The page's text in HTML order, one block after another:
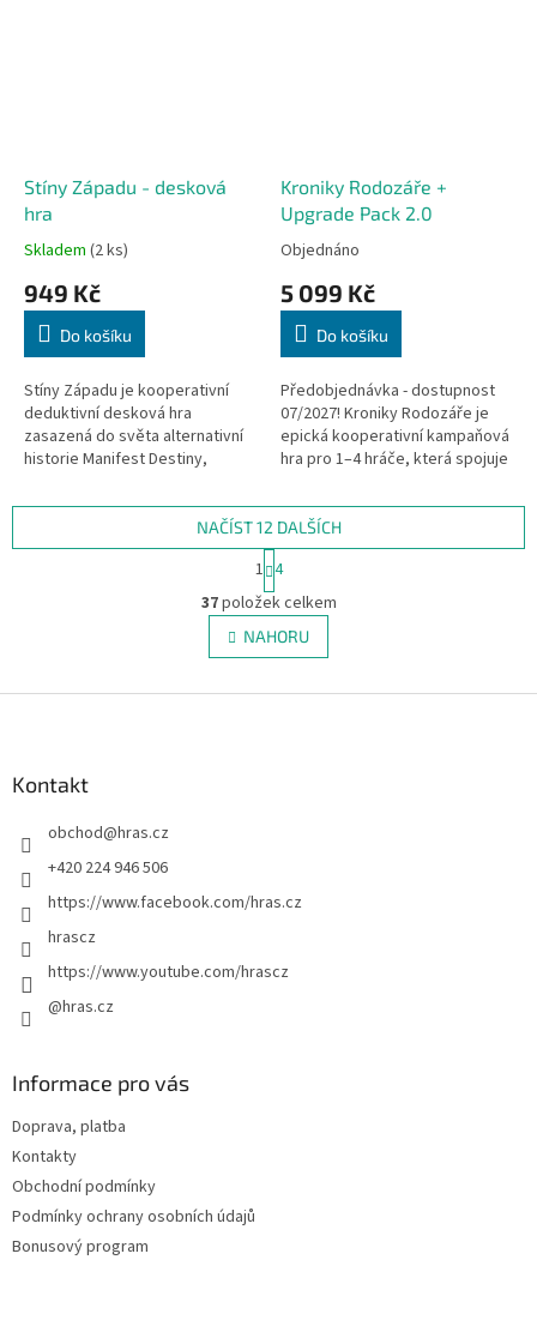
Stíny Západu - desková
hra
Skladem (2 ks)
949 Kč
Do košíku
Stíny Západu je kooperativní
deduktivní desková hra
zasazená do světa alternativní
historie Manifest Destiny,
komiksem. Každý hráč se ujme
Kroniky Rodozáře +
Upgrade Pack 2.0
Objednáno
5 099 Kč
Do košíku
Předobjednávka - dostupnost
07/2027! Kroniky Rodozáře je
epická kooperativní kampaňová
hra pro 1–4 hráče, která spojuje
s taktickými souboji.
O
v
l
á
ý
s
NAČÍST 12 DALŠÍCH
S
t
r
á
n
k
v
1 4
37položek celkem
NAHORU
Kontakt
obchod@hras.cz
+420 224 946 506
https://www.facebook.com/hras.cz
hrascz
https://www.youtube.com/hrascz
@hras.cz
Informace pro vás
Doprava, platba
Kontakty
Obchodní podmínky
Podmínky ochrany osobních údajů
Bonusový program